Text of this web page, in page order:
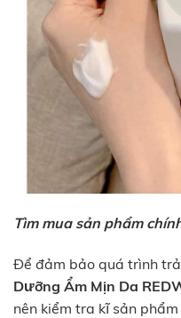
Tìm mua sản phẩm
Để đảm bảo quá trình
Dưỡng Ẩm Mịn Da
nên kiểm tra kĩ sản